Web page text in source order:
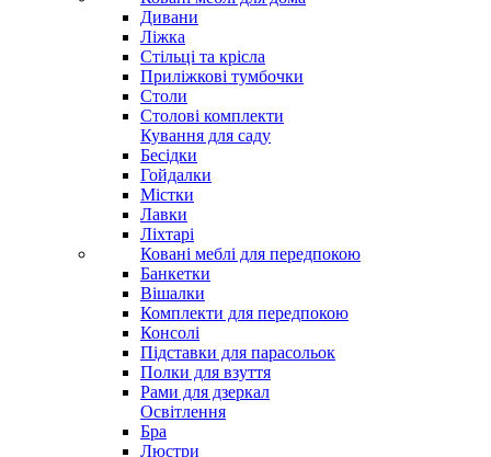
Дивани
Ліжка
Стільці та крісла
Приліжкові тумбочки
Столи
Столові комплекти
Кування для саду
Бесідки
Гойдалки
Містки
Лавки
Ліхтарі
Ковані меблі для передпокою
Банкетки
Вішалки
Комплекти для передпокою
Консолі
Підставки для парасольок
Полки для взуття
Рами для дзеркал
Освітлення
Бра
Люстри